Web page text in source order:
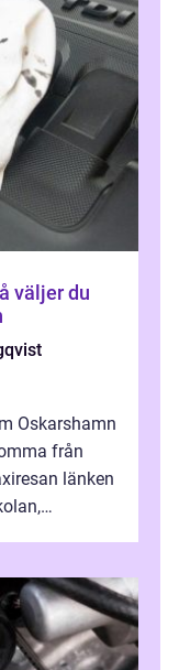
Oskarshamn
från
länken